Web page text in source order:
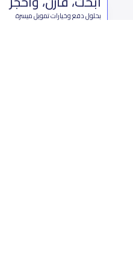
بحلول دفع وخيارات تمويل ميسرة